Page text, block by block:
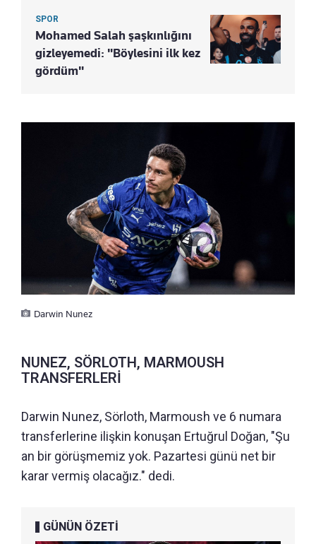
SPOR
Mohamed Salah şaşkınlığını
gizleyemedi: "Böylesini ilk kez
gördüm"
Darwin Nunez
NUNEZ, SÖRLOTH, MARMOUSH
TRANSFERLERİ
Darwin Nunez, Sörloth, Marmoush ve 6 numara
transferlerine ilişkin konuşan Ertuğrul Doğan, "Şu
an bir görüşmemiz yok. Pazartesi günü net bir
karar vermiş olacağız." dedi.
GÜNÜN ÖZETİ